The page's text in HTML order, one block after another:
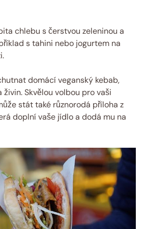
chlebu s čerstvou zeleninou a
s tahini nebo jogurtem na
domácí veganský kebab,
Skvělou volbou pro vaši
stát také různorodá příloha z
doplní vaše jídlo a dodá mu na